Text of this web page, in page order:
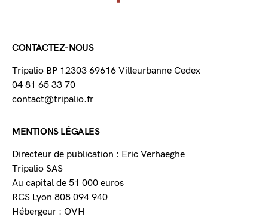
CONTACTEZ-NOUS
Tripalio BP 12303 69616 Villeurbanne Cedex
04 81 65 33 70
contact@tripalio.fr
MENTIONS LÉGALES
Directeur de publication : Eric Verhaeghe
Tripalio SAS
Au capital de 51 000 euros
RCS Lyon 808 094 940
Hébergeur : OVH